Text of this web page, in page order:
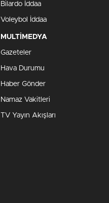
Bilardo İddaa
Voleybol İddaa
MULTİMEDYA
Gazeteler
Hava Durumu
Haber Gönder
Namaz Vakitleri
TV Yayın Akışları